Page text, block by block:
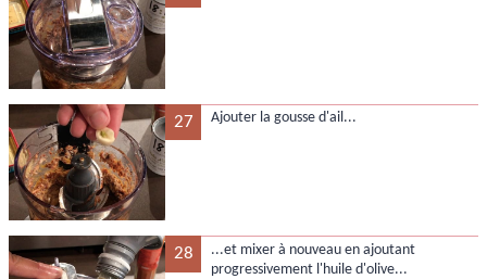
27 Ajouter la gousse d'ail...
28
...et mixer à nouveau en ajoutant
progressivement l'huile d'olive...